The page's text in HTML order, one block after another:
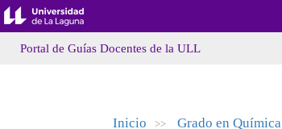
Portal de Guías Docentes de la ULL
Inicio >> Grado en Química